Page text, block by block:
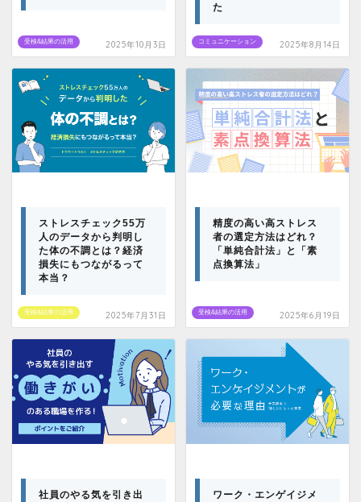
受検&結果の活用 2025年10月3日 コミュニケーション
た
2025年8月14日
受検&結果の活用
ストレスチェック55万
人のデータから判明し
た体の不調とは？経済
損失にもつながるって
本当？
2025年7月31日 受検&結果の活用
精度の高い高ストレス
者の選定方法はどれ？
「単純合計法」と「素
点換算法」
2025年6月19日
社員のやる気を引き出
ワーク・エンゲイジメ